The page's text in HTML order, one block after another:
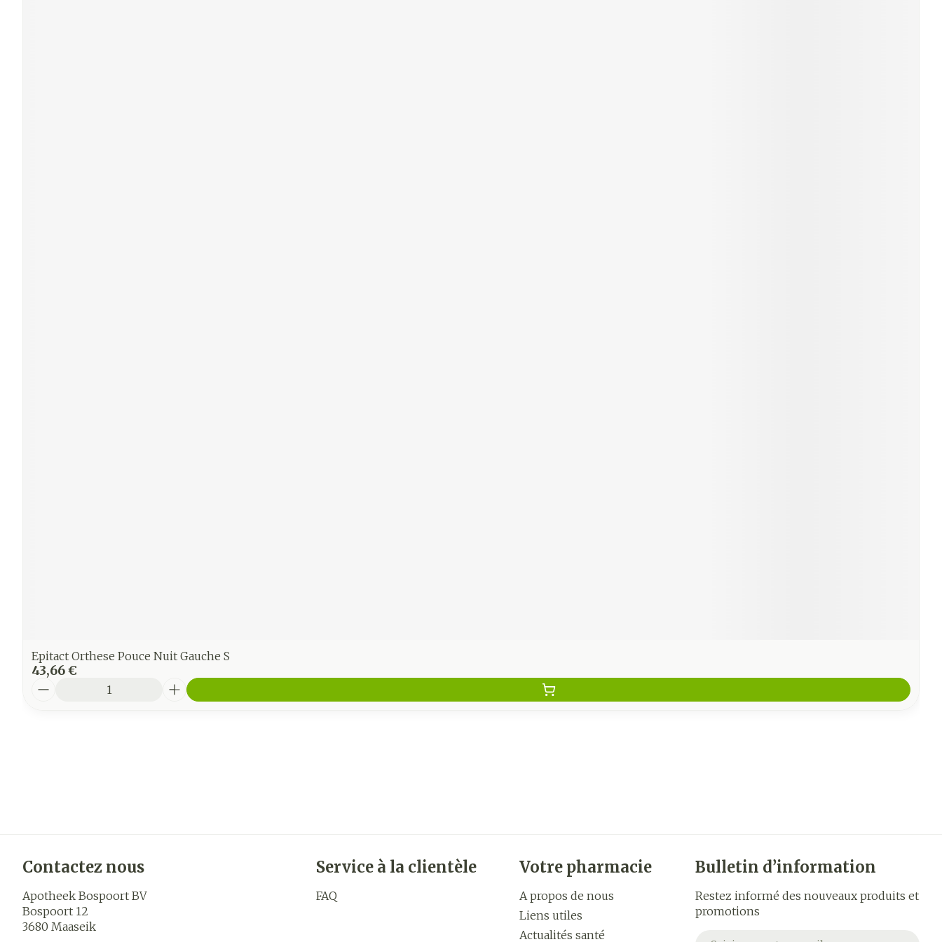
Epitact Orthese Pouce Nuit Gauche S
43,66 €
Contactez nous
Apotheek Bospoort BV
Bospoort 12
3680 Maaseik
Service à la clientèle
FAQ
Votre pharmacie
A propos de nous
Liens utiles
Actualités santé
Bulletin d’information
Restez informé des nouveaux produits et
promotions
Adresse mail